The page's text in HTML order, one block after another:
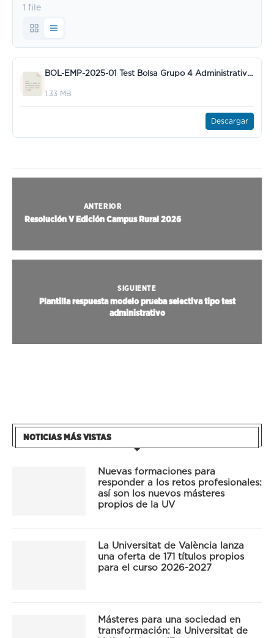
1 file
BOL-EMP-2025-01 Test Bolsa Grupo 4 Administrativos.pdf
1.33 MB
Descargar
ANTERIOR
Resolución V Edición Campus Rural 2026
SIGUIENTE
Plantilla respuesta modelo prueba selectiva tipo test
administrativo
NOTICIAS MÁS VISTAS
Nuevas formaciones para
responder a los retos profesionales:
así son los nuevos másteres
propios de la UV
La Universitat de València lanza
una oferta de 171 títulos propios
para el curso 2026-2027
Másteres para una sociedad en
transformación: la Universitat de